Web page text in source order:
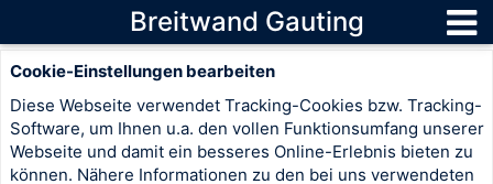
Breitwand Gauting
Cookie-Einstellungen bearbeiten
Diese Webseite verwendet Tracking-Cookies bzw. Tracking-
Software, um Ihnen u.a. den vollen Funktionsumfang unserer
Webseite und damit ein besseres Online-Erlebnis bieten zu
können. Nähere Informationen zu den bei uns verwendeten